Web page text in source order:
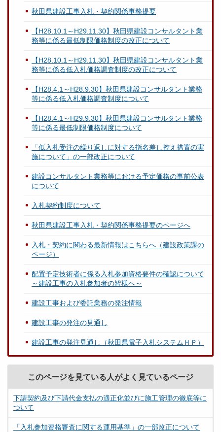
秋田県建設工事入札・契約関係事務提要
【H28.10.1～H29.11.30】秋田県建設コンサルタント業
務等に係る最低制限価格制度の改正について
【H28.10.1～H29.11.30】秋田県建設コンサルタント業
務等に係る低入札価格調査制度の改正について
【H28.4.1～H28.9.30】秋田県建設コンサルタント業務
等に係る低入札価格調査制度について
【H28.4.1～H29.9.30】秋田県建設コンサルタント業務
等に係る最低制限価格制度について
「低入札受注の繰り返しに対する指名差し控え措置の実
施について」の一部改正について
建設コンサルタント業務等における予定価格の事前公表
について
入札契約制度について
秋田県建設工事入札・契約関係事務提要のページへ
入札・契約に関わる最新情報はこちらへ（建設政策課の
ページ）
配置予定技術者に係る入札参加資格要件の確認について
～建設工事の入札参加者の皆様へ～
建設工事および委託業務の発注情報
建設工事の発注の見通し
建設工事の発注見通し（秋田県電子入札システムＨＰ）
このページを見ている人がよく見ているページ
下請契約及び下請代金支払の適正化並びに施工管理の徹底等に
ついて
「入札参加資格審査に関する運用基準」の一部改正について